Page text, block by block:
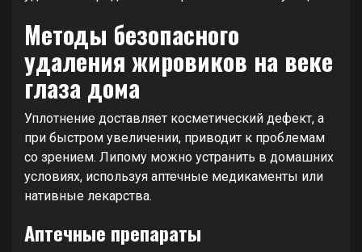
Методы безопасного
удаления жировиков на веке
глаза дома
Уплотнение доставляет косметический дефект, а
при быстром увеличении, приводит к проблемам
со зрением. Липому можно устранить в домашних
условиях, используя аптечные медикаменты или
нативные лекарства.
Аптечные препараты